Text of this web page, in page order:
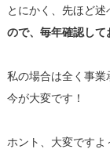
とにかく、先ほど述
ので、毎年確認して
私の場合は全く事業
今が大変です！
ホント、大変ですよ